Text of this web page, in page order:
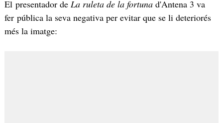
El presentador de La ruleta de la fortunad'Antena 3 va
fer pública la seva negativa per evitar que se li deteriorés
més la imatge: